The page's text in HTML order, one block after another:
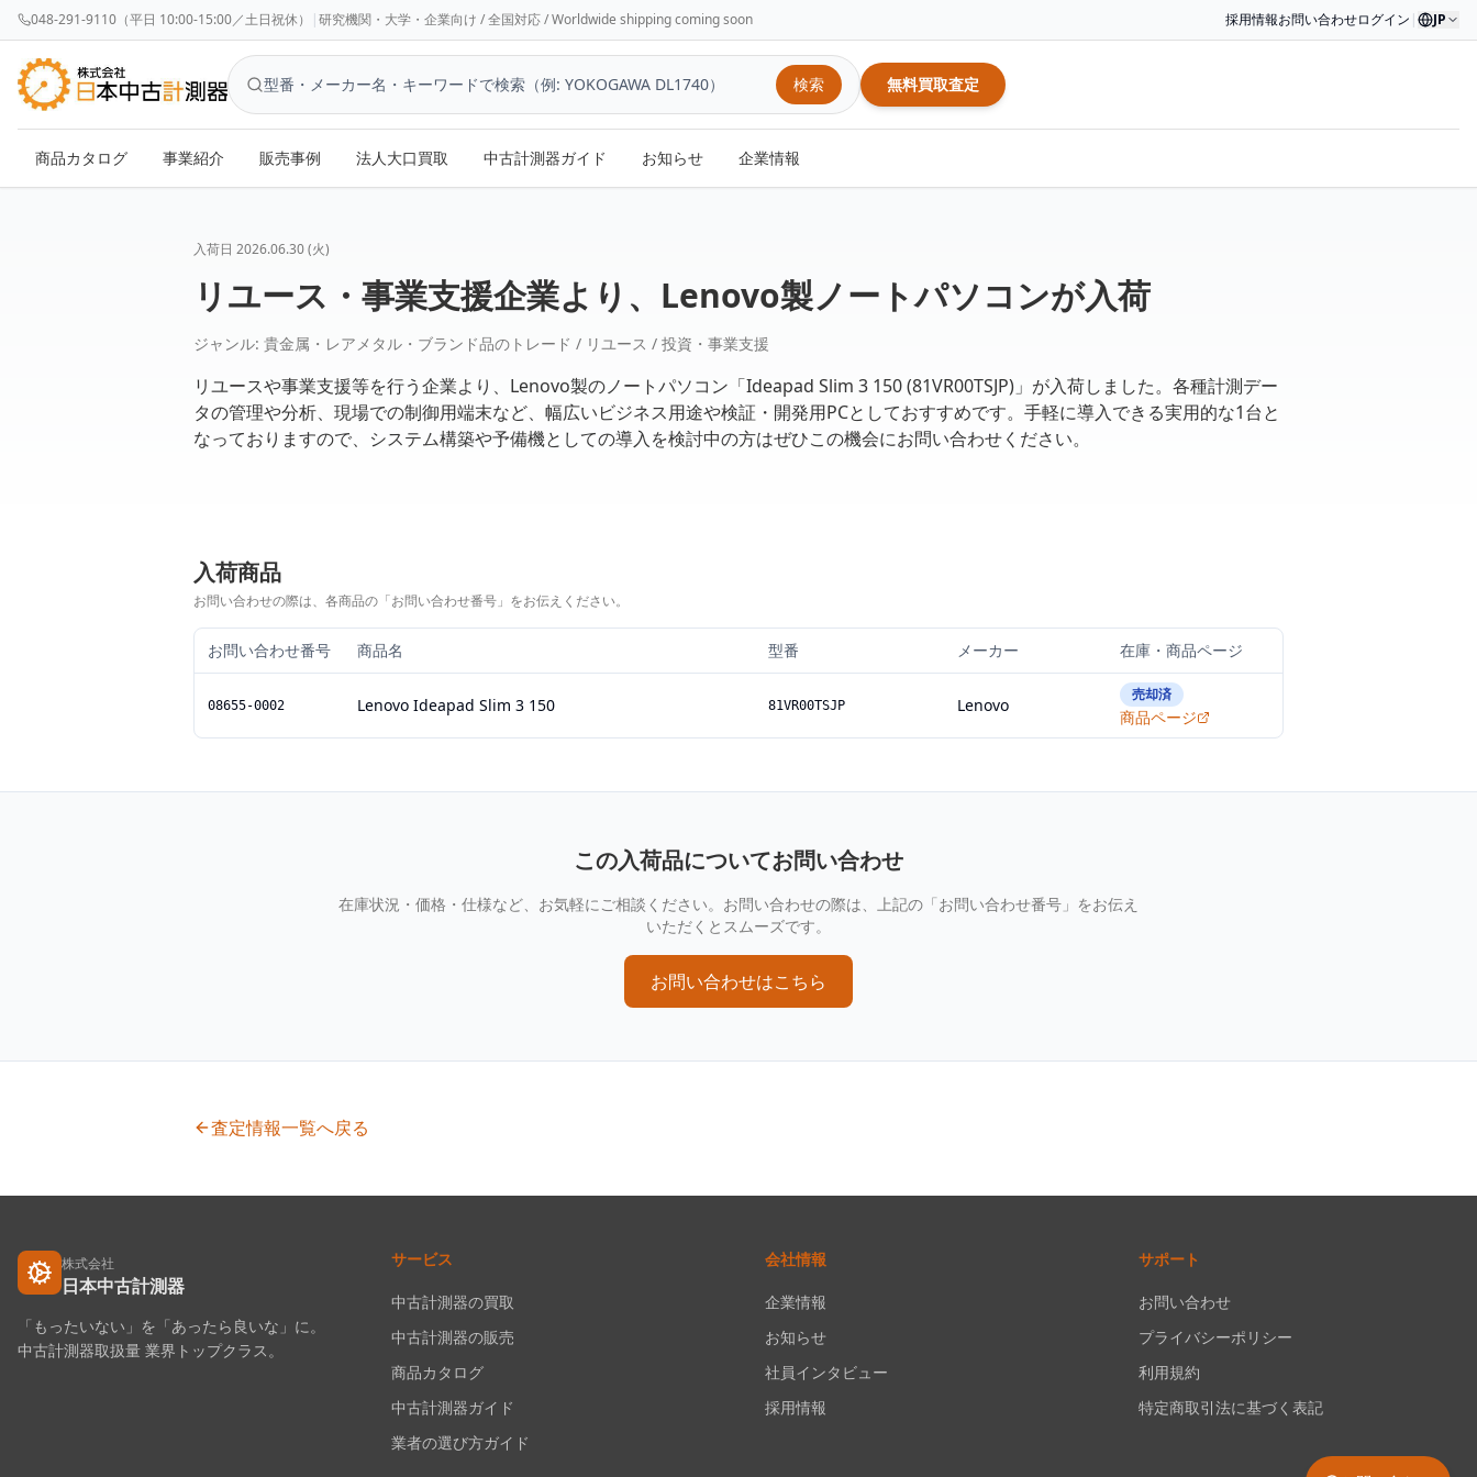
048-291-9110（平日 10:00-15:00／土日祝休） |研究機関・大学・企業向け / 全国対応 / Worldwide shipping coming soon 採用情報お問い合わせログイン | JP
検索 無料買取査定
商品カタログ 事業紹介 販売事例 法人大口買取 中古計測器ガイド お知らせ 企業情報
入荷日 2026.06.30 (火)
リユース・事業支援企業より、Lenovo製ノートパソコンが入荷
ジャンル: 貴金属・レアメタル・ブランド品のトレード / リユース / 投資・事業支援
リユースや事業支援等を行う企業より、Lenovo製のノートパソコン「Ideapad Slim 3 150 (81VR00TSJP)」が入荷しました。各種計測デー
タの管理や分析、現場での制御用端末など、幅広いビジネス用途や検証・開発用PCとしておすすめです。手軽に導入できる実用的な1台と
なっておりますので、システム構築や予備機としての導入を検討中の方はぜひこの機会にお問い合わせください。
入荷商品
お問い合わせの際は、各商品の「お問い合わせ番号」をお伝えください。
お問い合わせ番号 商品名 型番 メーカー 在庫・商品ページ
08655-0002 Lenovo Ideapad Slim 3 150 81VR00TSJP Lenovo
売却済
商品ページ
この入荷品についてお問い合わせ
在庫状況・価格・仕様など、お気軽にご相談ください。お問い合わせの際は、上記の「お問い合わせ番号」をお伝え
いただくとスムーズです。
お問い合わせはこちら
査定情報一覧へ戻る
株式会社
日本中古計測器
「もったいない」を「あったら良いな」に。
中古計測器取扱量 業界トップクラス。
サービス
中古計測器の買取
中古計測器の販売
商品カタログ
中古計測器ガイド
業者の選び方ガイド
会社情報
企業情報
お知らせ
社員インタビュー
採用情報
サポート
お問い合わせ
プライバシーポリシー
利用規約
特定商取引法に基づく表記